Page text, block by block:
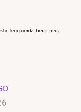
temporada tiene más